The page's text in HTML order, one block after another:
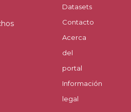
Datasets
Contacto
Acerca
del
portal
Información
legal